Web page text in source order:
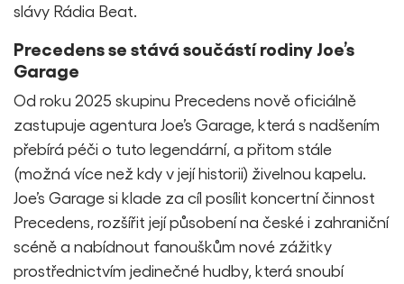
slávy Rádia Beat.
Precedens se stává součástí rodiny Joe’s
Garage
Od roku 2025 skupinu Precedens nově oficiálně
zastupuje agentura Joe’s Garage, která s nadšením
přebírá péči o tuto legendární, a přitom stále
(možná více než kdy v její historii) živelnou kapelu.
Joe’s Garage si klade za cíl posílit koncertní činnost
Precedens, rozšířit její působení na české i zahraniční
scéně a nabídnout fanouškům nové zážitky
prostřednictvím jedinečné hudby, která snoubí